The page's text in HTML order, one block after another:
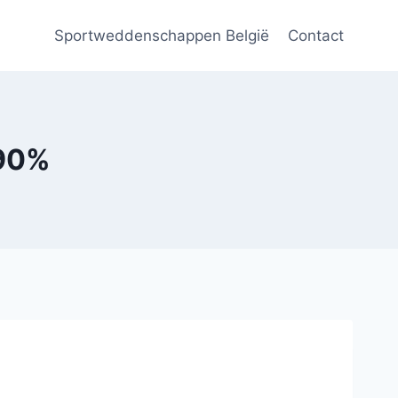
Sportweddenschappen België Contact